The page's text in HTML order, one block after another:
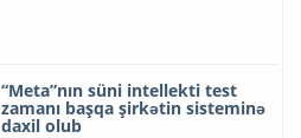
“Meta”nın süni intellekti test
zamanı başqa şirkətin sisteminə
daxil olub